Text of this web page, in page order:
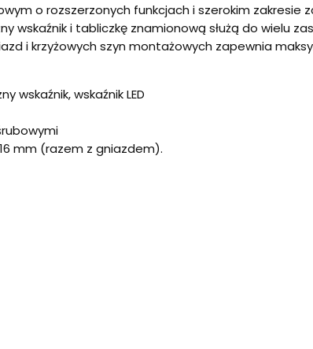
o rozszerzonych funkcjach i szerokim zakresie
wskaźnik i tabliczkę znamionową służą do wielu
i krzyżowych szyn montażowych zapewnia
wskaźnik, wskaźnik LED
mm (razem z gniazdem).